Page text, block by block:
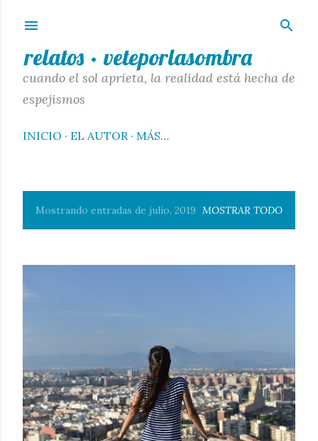
relatos · veteporlasombra
cuando el sol aprieta, la realidad está hecha de
espejismos
INICIO EL AUTOR MÁS…
E
r
a
s
Mostrando entradas de julio, 2019 MOSTRAR TODO